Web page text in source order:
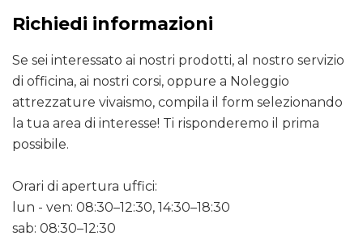
Richiedi informazioni
Se sei interessato ai nostri prodotti, al nostro servizio
di officina, ai nostri corsi, oppure a Noleggio
attrezzature vivaismo, compila il form selezionando
la tua area di interesse! Ti risponderemo il prima
possibile.
Orari di apertura uffici:
lun - ven: 08:30–12:30, 14:30–18:30
sab: 08:30–12:30